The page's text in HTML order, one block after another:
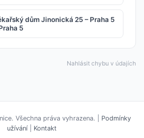
dům Jinonická 25 – Praha 5
5
Nahlásit chybu v údajích
Všechna práva vyhrazena. | Podmínky
užívání| Kontakt